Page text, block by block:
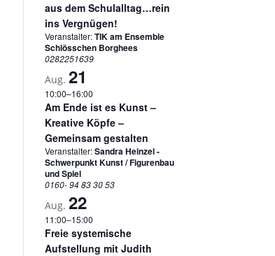
aus dem Schulalltag…rein
ins Vergnügen!
Veranstalter:TIK am Ensemble
Schlösschen Borghees
0282251639
Aug.21
10:00–16:00
Am Ende ist es Kunst –
Kreative Köpfe –
Gemeinsam gestalten
Veranstalter:Sandra Heinzel -
Schwerpunkt Kunst / Figurenbau
und Spiel
0160- 94 83 30 53
Aug.22
11:00–15:00
Freie systemische
Aufstellung mit Judith